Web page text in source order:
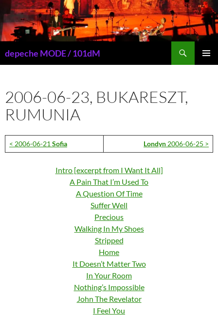
Przejdź
do
treści
depeche MODE / 101dM
2006-06-23, BUKARESZT,
RUMUNIA
< 2006-06-21 Sofia Londyn 2006-06-25 >
Intro [excerpt from I Want It All]
A Pain That I’m Used To
A Question Of Time
Suffer Well
Precious
Walking In My Shoes
Stripped
Home
It Doesn’t Matter Two
In Your Room
Nothing’s Impossible
John The Revelator
I Feel You